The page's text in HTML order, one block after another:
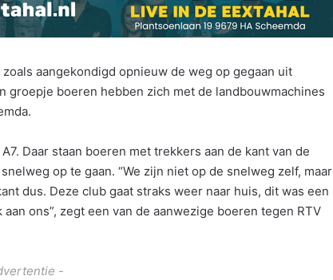
aangekondigd opnieuw de weg op gegaan uit
boeren hebben zich met de landbouwmachines
Daar staan boeren met trekkers aan de kant van de
op te gaan. “We zijn niet op de snelweg zelf, maar
dus. Deze club gaat straks weer naar huis, dit was een
ons”, zegt een van de aanwezige boeren tegen RTV
-